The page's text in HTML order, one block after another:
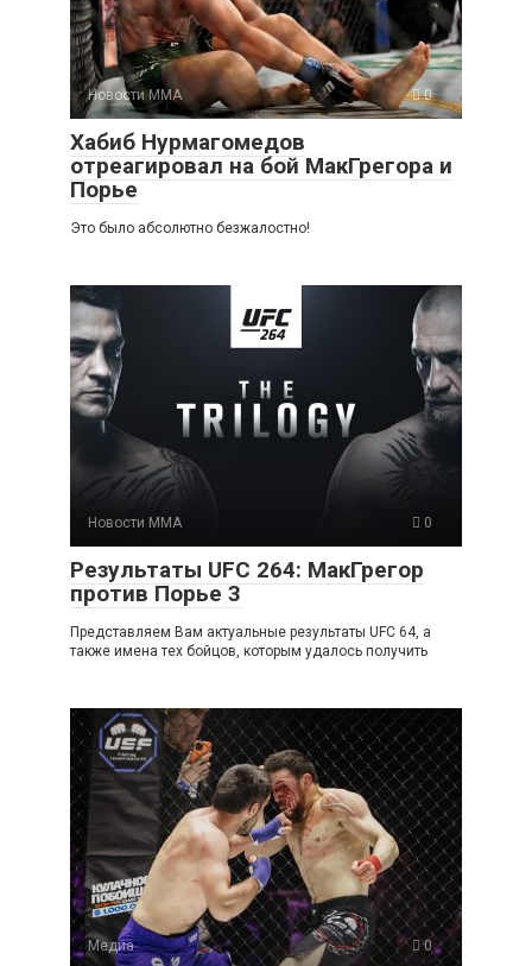
Новости ММА 0
Хабиб Нурмагомедов
отреагировал на бой МакГрегора и
Порье
Это было абсолютно безжалостно!
Новости ММА 0
Результаты UFC 264: МакГрегор
против Порье 3
Представляем Вам актуальные результаты UFC 64, а
также имена тех бойцов, которым удалось получить
Медиа 0